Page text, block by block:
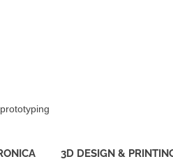
3D DESIGN &